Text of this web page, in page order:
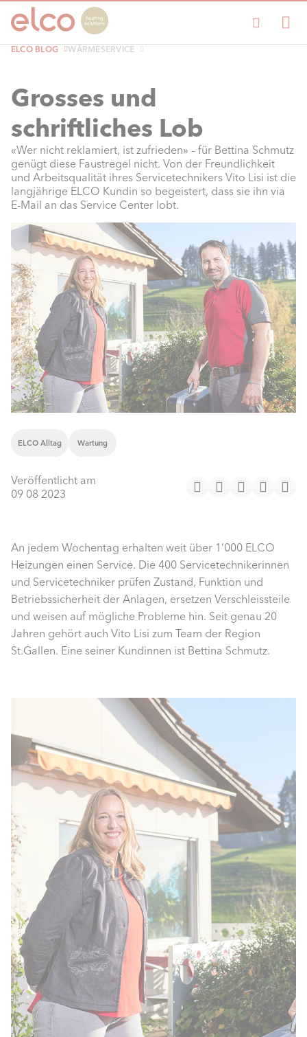
ELCO BLOG WÄRMESERVICE
Grosses und
schriftliches Lob
«Wer nicht reklamiert, ist zufrieden» – für Bettina Schmutz
genügt diese Faustregel nicht. Von der Freundlichkeit
und Arbeitsqualität ihres Servicetechnikers Vito Lisi ist die
langjährige ELCO Kundin so begeistert, dass sie ihn via
E-Mail an das Service Center lobt.
ELCO Alltag Wartung
Veröffentlicht am
09 08 2023
An jedem Wochentag erhalten weit über 1’000 ELCO
Heizungen einen Service. Die 400 Servicetechnikerinnen
und Servicetechniker prüfen Zustand, Funktion und
Betriebssicherheit der Anlagen, ersetzen Verschleissteile
und weisen auf mögliche Probleme hin. Seit genau 20
Jahren gehört auch Vito Lisi zum Team der Region
St.Gallen. Eine seiner Kundinnen ist Bettina Schmutz.